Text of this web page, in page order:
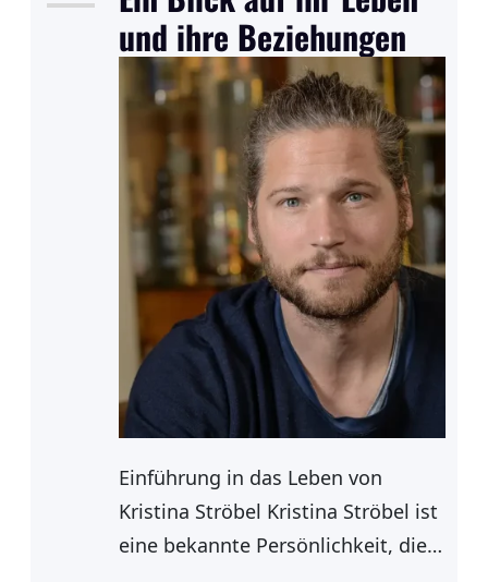
und ihre Beziehungen
Einführung in das Leben von
Kristina Ströbel Kristina Ströbel ist
eine bekannte Persönlichkeit, die